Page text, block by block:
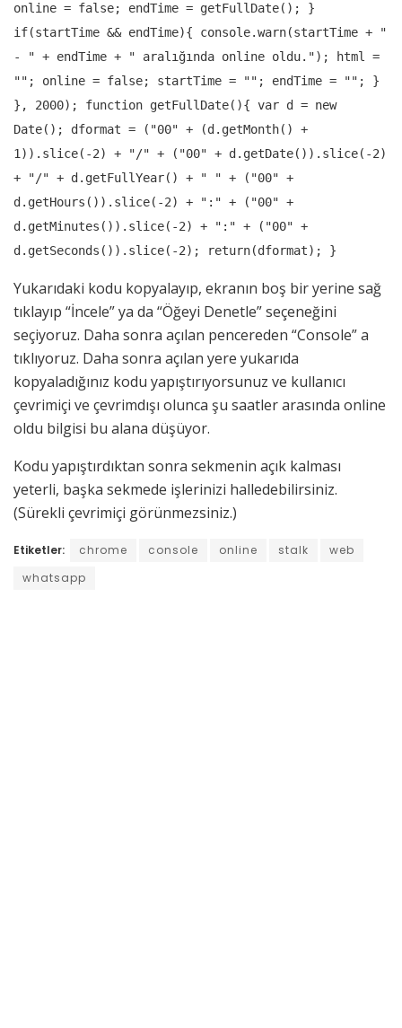
online = false; endTime = getFullDate(); }
if(startTime && endTime){ console.warn(startTime + "
- " + endTime + " aralığında online oldu."); html =
""; online = false; startTime = ""; endTime = ""; }
}, 2000); function getFullDate(){ var d = new
Date(); dformat = ("00" + (d.getMonth() +
1)).slice(-2) + "/" + ("00" + d.getDate()).slice(-2)
+ "/" + d.getFullYear() + " " + ("00" +
d.getHours()).slice(-2) + ":" + ("00" +
d.getMinutes()).slice(-2) + ":" + ("00" +
d.getSeconds()).slice(-2); return(dformat); }
Yukarıdaki kodu kopyalayıp, ekranın boş bir yerine sağ
tıklayıp “İncele” ya da “Öğeyi Denetle” seçeneğini
seçiyoruz. Daha sonra açılan pencereden “Console” a
tıklıyoruz. Daha sonra açılan yere yukarıda
kopyaladığınız kodu yapıştırıyorsunuz ve kullanıcı
çevrimiçi ve çevrimdışı olunca şu saatler arasında online
oldu bilgisi bu alana düşüyor.
Kodu yapıştırdıktan sonra sekmenin açık kalması
yeterli, başka sekmede işlerinizi halledebilirsiniz.
(Sürekli çevrimiçi görünmezsiniz.)
Etiketler: chrome console online stalk
web
whatsapp